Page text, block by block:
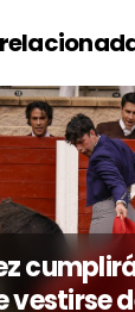
vestirse